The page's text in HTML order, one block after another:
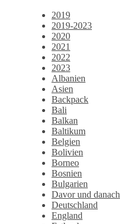
2019
2019-2023
2020
2021
2022
2023
Albanien
Asien
Backpack
Bali
Balkan
Baltikum
Belgien
Bolivien
Borneo
Bosnien
Bulgarien
Davor und danach
Deutschland
England